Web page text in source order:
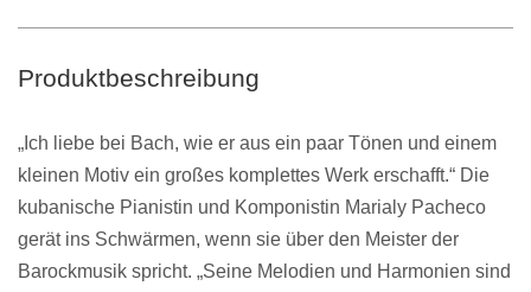
Produktbeschreibung
„Ich liebe bei Bach, wie er aus ein paar Tönen und einem
kleinen Motiv ein großes komplettes Werk erschafft.“ Die
kubanische Pianistin und Komponistin Marialy Pacheco
gerät ins Schwärmen, wenn sie über den Meister der
Barockmusik spricht. „Seine Melodien und Harmonien sind